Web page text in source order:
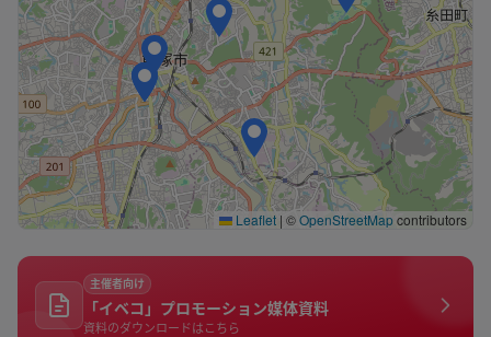
Leaflet | ©OpenStreetMapcontributors
主催者向け
「イベコ」プロモーション媒体資料
資料のダウンロードはこちら